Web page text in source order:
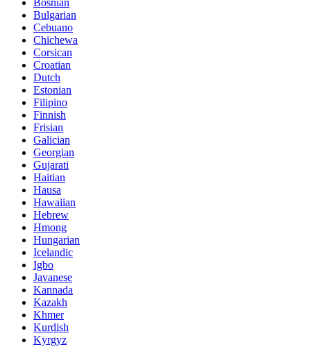
Bosnian
Bulgarian
Cebuano
Chichewa
Corsican
Croatian
Dutch
Estonian
Filipino
Finnish
Frisian
Galician
Georgian
Gujarati
Haitian
Hausa
Hawaiian
Hebrew
Hmong
Hungarian
Icelandic
Igbo
Javanese
Kannada
Kazakh
Khmer
Kurdish
Kyrgyz